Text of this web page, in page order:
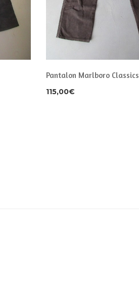
Pantalon Marlboro Classics
115,00€